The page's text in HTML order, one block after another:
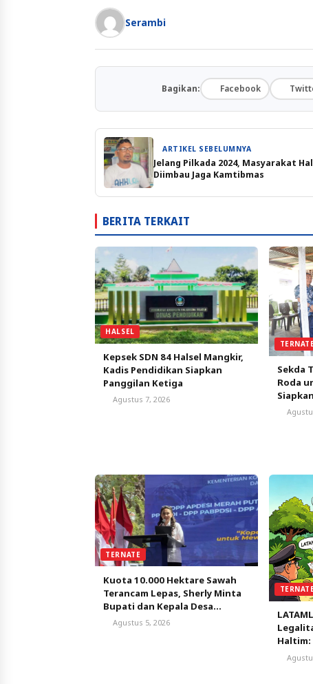
Serambi
Bagikan: Facebook
ARTIKEL SEBELUMNYA
Jelang Pilkada 2024, Masyarakat
Diimbau Jaga Kamtibmas
BERITA TERKAIT
HALSEL
Kepsek SDN 84 Halsel Mangkir,
Kadis Pendidikan Siapkan
Panggilan Ketiga
Agustus 7, 2026
TERNATE
Sekda
Roda
TERNATE
Kuota 10.000 Hektare Sawah
Terancam Lepas, Sherly Minta
Bupati dan Kepala Desa
Bergerak Satu Bulan
Agustus 5, 2026
TERNATE
Haltim: